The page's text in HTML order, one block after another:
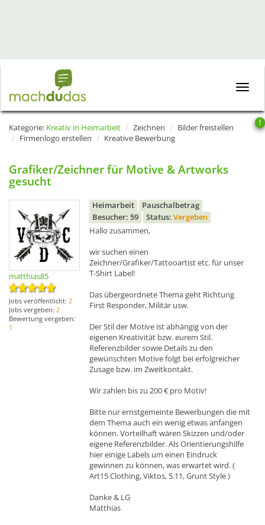
Toggle
!
Kategorie: Kreativ in Heimarbeit Zeichnen
Bilder freistellen
Firmenlogo erstellen
Kreative Bewerbung
Grafiker/Zeichner für Motive & Artworks
gesucht
matthias85
Jobs veröffentlicht: 2
Jobs vergeben: 2
Bewertung vergeben:
1
Heimarbeit
Pauschalbetrag
Besucher: 59
Status: Vergeben
Hallo zusammen,
wir suchen einen
Zeichner/Grafiker/Tattooartist etc. für unser
T-Shirt Label!
Das übergeordnete Thema geht Richtung
First Responder, Militär usw.
Der Stil der Motive ist abhängig von der
eigenen Kreativität bzw. eurem Stil.
Referenzbilder sowie Details zu den
gewünschten Motive folgt bei erfolgreicher
Zusage bzw. im Zweitkontakt.
Wir zahlen bis zu 200 € pro Motiv!
Bitte nur ernstgemeinte Bewerbungen die mit
dem Thema auch ein wenig etwas anfangen
können. Vorteilhaft wären Skizzen und/oder
eigene Referenzbilder. Als Orientierungshilfe
hier einige Labels um einen Eindruck
gewinnen zu können, was erwartet wird. (
Art15 Clothing, Viktos, 5.11, Grunt Style )
Danke & LG
Matthias